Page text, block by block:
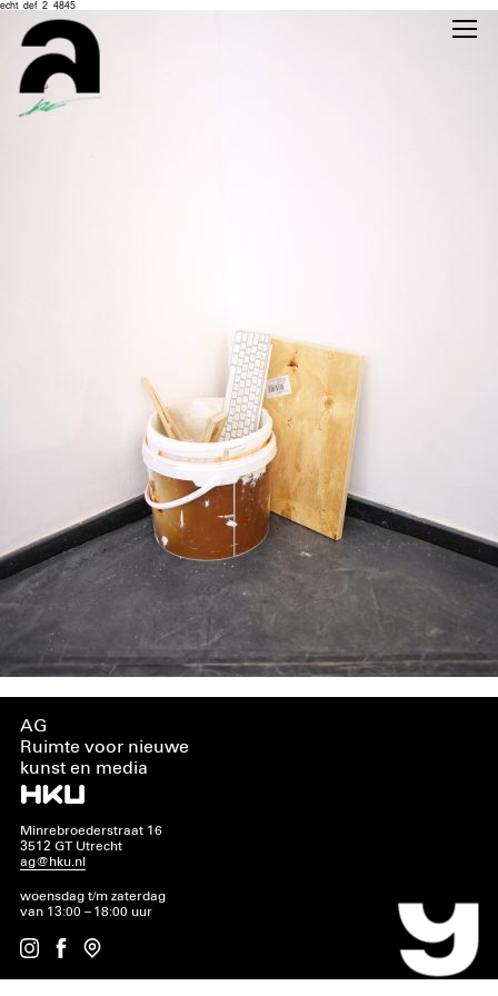
echt_def_2_4845
AG
Ruimte voor nieuwe
kunst en media
Minrebroederstraat 16
3512 GT Utrecht
ag@hku.nl
woensdag t/m zaterdag
van 13:00 – 18:00 uur